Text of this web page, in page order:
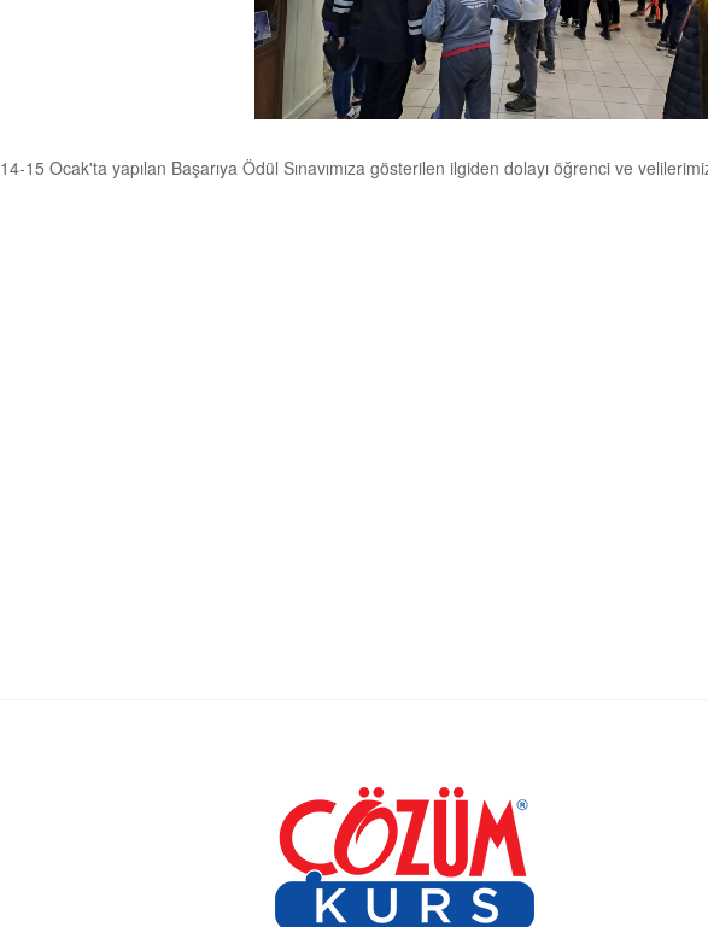
14-15 Ocak'ta yapılan Başarıya Ödül Sınavımıza gösterilen ilgiden dolayı öğrenci ve